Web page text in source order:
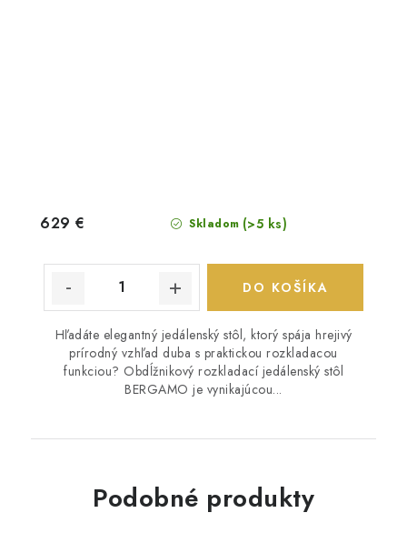
Skladom (>5 ks)
629 €
DO KOŠÍKA
Hľadáte elegantný jedálenský stôl, ktorý spája hrejivý
prírodný vzhľad duba s praktickou rozkladacou
funkciou? Obdĺžnikový rozkladací jedálenský stôl
BERGAMO je vynikajúcou...
Podobné produkty